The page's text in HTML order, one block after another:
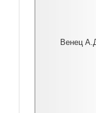
Венец